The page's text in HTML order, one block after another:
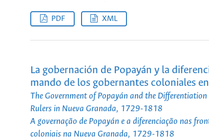
PDF XML
La gobernación de Popayán y la
mando de los gobernantes coloniales
The Government of Popayán and the
Rulers in Nueva Granada, 1729-1818
A governação de Popayán e a diferenciação nas
coloniais na Nueva Granada, 1729-1818